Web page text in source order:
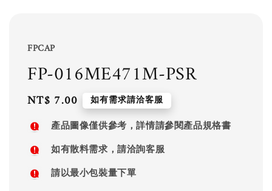
FPCAP
FP-016ME471M-PSR
Regular
price
NT$ 7.00 如有需求請洽客服
產品圖像僅供參考，詳情請參閱產品規格書
如有散料需求，請洽詢客服
請以最小包裝量下單